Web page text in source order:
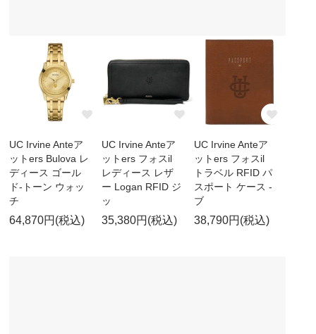
UC Irvine Anteア
ットers Bulova レ
ディース ゴール
ド-トーン ウォッ
チ
64,870円(税込)
UC Irvine Anteア
ットers フォスil
レディース レザ
ー Logan RFID ジ
ッ
35,380円(税込)
UC Irvine Anteア
ットers フォスil
トラベル RFID パ
スポート ケース -
ブ
38,790円(税込)